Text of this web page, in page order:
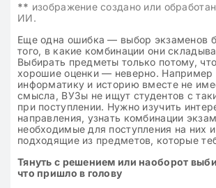
** изображение создано или
ИИ.
Еще одна ошибка — выбор экзаменов
того, в какие комбинации они
Выбирать предметы только потому,
хорошие оценки — неверно. Например
информатику и историю вместе не
смысла, ВУЗы не ищут студентов с
при поступлении. Нужно изучить
направления, узнать комбинации
необходимые для поступления на них
подходящие из предметов, которые
Тянуть с решением или наоборот
что пришло в голову